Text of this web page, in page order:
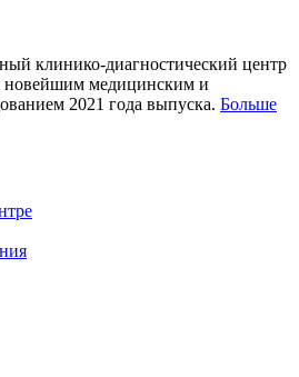
клинико-диагностический центр
новейшим медицинским и
2021 года выпуска. Больше